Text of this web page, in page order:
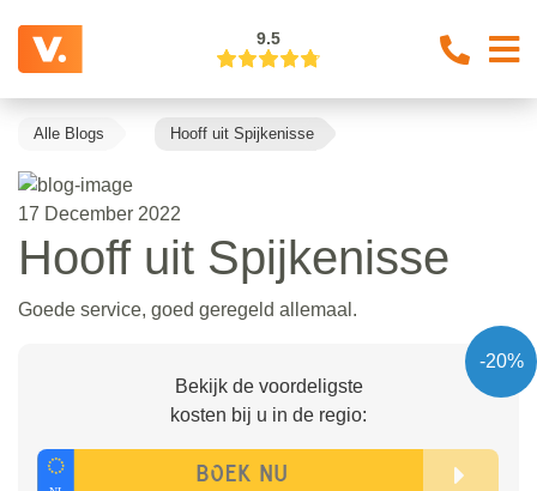
9.5
Alle Blogs Hooff uit Spijkenisse
17 December 2022
Hooff uit Spijkenisse
Goede service, goed geregeld allemaal.
-20%
Bekijk de voordeligste
kosten bij u in de regio: